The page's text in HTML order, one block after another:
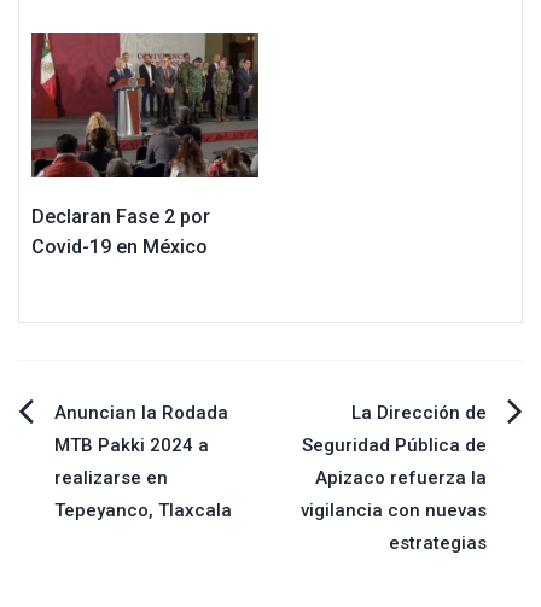
Declaran Fase 2 por
Covid-19 en México
Navegación
de
entradas
Anuncian la Rodada
MTB Pakki 2024 a
realizarse en
Tepeyanco, Tlaxcala
La Dirección de
Seguridad Pública de
Apizaco refuerza la
vigilancia con nuevas
estrategias